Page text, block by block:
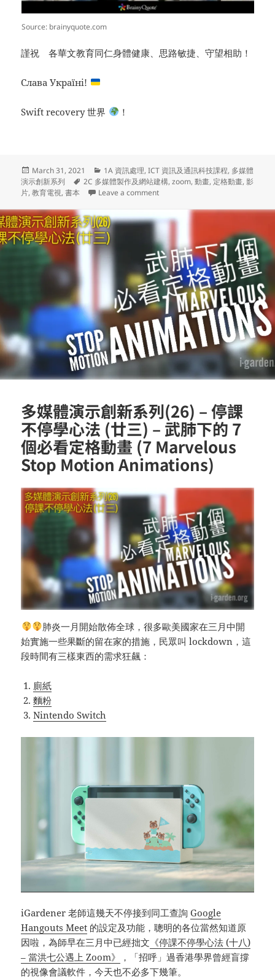
Source: brainyquote.com
謹祝 各華文教育同仁身體健康、思路敏捷、守望相助！
Слава Україні!
Swift recovery 世界 ！
Posted
on
March 31, 2021 Categories
1A 資訊處理,ICT 資訊及通訊科技課程, 多媒體
演示創新系列
Tags
2C 多媒體製作及網站建構,zoom,動畫, 定格動畫,影
片,教育電視,書本 Leave a commenton 多媒體演示創新系列(27) –
多媒體演示創新系列(26) – 停課
不停學心法 (廿三) – 武肺下的 7
個必看定格動畫 (7 Marvelous
Stop Motion Animations)
肺炎一月開始散佈全球，很多歐美國家在三月中開
始實施一些果斷的留在家的措施，民眾叫 lockdown，這
段時間有三樣東西的需求狂飆：
廁紙
麵粉
Nintendo Switch
iGardener 老師這幾天不停接到同工查詢Google
Hangouts Meet 的設定及功能，聰明的各位當然知道原
因啦，為師早在三月中已經拙文 《停課不停學心法 (十八)
– 當洪七公遇上 Zoom》
，「招呼」過香港學界曾經盲撐
的視像會議軟件，今天也不必多下幾筆。